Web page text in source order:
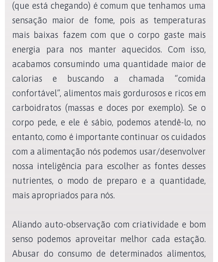
(que está chegando) é comum que tenhamos uma
sensação maior de fome, pois as temperaturas
mais baixas fazem com que o corpo gaste mais
energia para nos manter aquecidos. Com isso,
acabamos consumindo uma quantidade maior de
calorias e buscando a chamada “comida
confortável”, alimentos mais gordurosos e ricos em
carboidratos (massas e doces por exemplo). Se o
corpo pede, e ele é sábio, podemos atendê-lo, no
entanto, como é importante continuar os cuidados
com a alimentação nós podemos usar/desenvolver
nossa inteligência para escolher as fontes desses
nutrientes, o modo de preparo e a quantidade,
mais apropriados para nós.
Aliando auto-observação com criatividade e bom
senso podemos aproveitar melhor cada estação.
Abusar do consumo de determinados alimentos,